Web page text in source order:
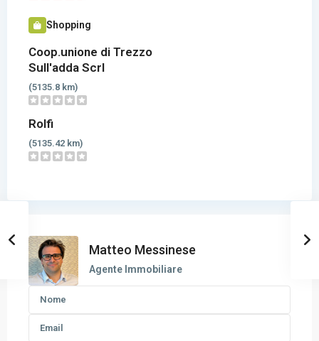
Shopping
Coop.unione di Trezzo
Sull'adda Scrl
(5135.8 km)
Rolfi
(5135.42 km)
Matteo Messinese
Agente Immobiliare